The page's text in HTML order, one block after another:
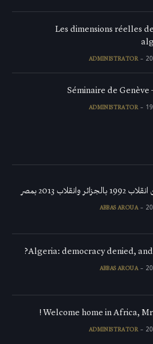
Les dimensions réelles
ADMINISTRATOR
Séminaire de Genève
ADMINISTRATOR
وانقلاب 2013 بمصر
ABBAS AROUA
Algeria: democracy denied, and
ABBAS AROUA
Welcome home in Africa, Mr
ADMINISTRATOR